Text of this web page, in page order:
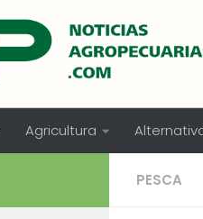
Agricultura
PESCA